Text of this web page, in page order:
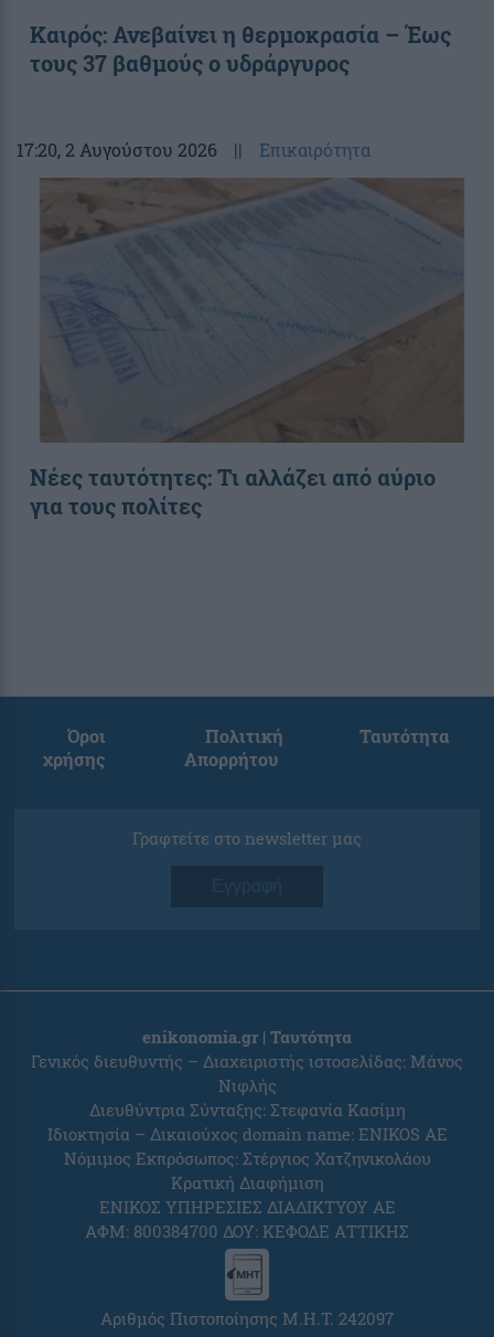
Καιρός: Ανεβαίνει η θερμοκρασία – Έως
τους 37 βαθμούς ο υδράργυρος
17:20, 2 Αυγούστου 2026 || Επικαιρότητα
Νέες ταυτότητες: Τι αλλάζει από αύριο
για τους πολίτες
Όροι
χρήσης
Πολιτική
Απορρήτου
Ταυτότητα
Γραφτείτε στο newsletter μας
Εγγραφή
enikonomia.gr | Ταυτότητα
Γενικός διευθυντής – Διαχειριστής ιστοσελίδας: Μάνος
Νιφλής
Διευθύντρια Σύνταξης: Στεφανία Κασίμη
Ιδιοκτησία – Δικαιούχος domain name: ENIKOS AE
Νόμιμος Εκπρόσωπος: Στέργιος Χατζηνικολάου
Κρατική Διαφήμιση
ΕΝΙΚΟΣ ΥΠΗΡΕΣΙΕΣ ΔΙΑΔΙΚΤΥΟΥ ΑΕ
ΑΦΜ: 800384700 ΔΟΥ: ΚΕΦΟΔΕ ΑΤΤΙΚΗΣ
Αριθμός Πιστοποίησης Μ.Η.Τ. 242097